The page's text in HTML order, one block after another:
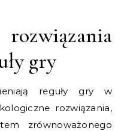
gry
reguły gry w
rozwiązania,
zrównoważonego